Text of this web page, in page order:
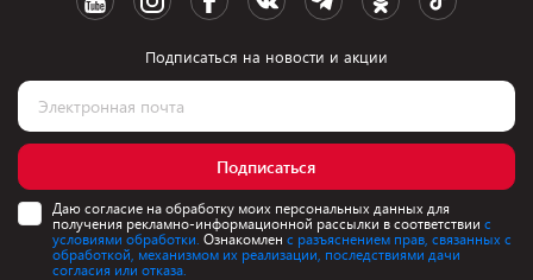
Подписаться на новости и акции
Подписаться
Даю согласие на обработку моих персональных данных для
получения рекламно-информационной рассылки в соответствии с
условиями обработки. Ознакомлен с разъяснением прав, связанных с
обработкой, механизмом их реализации, последствиями дачи
согласия или отказа.